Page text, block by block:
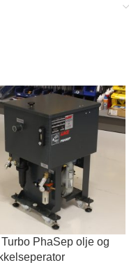
Turbo PhaSep olje og